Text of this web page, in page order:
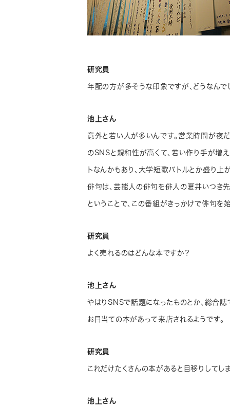
研究員
年配の方が多そうな印象ですが、どうなんで
池上さん
意外と若い人が多いんです。営業時間が夜
のSNSと親和性が高くて、若い作り手が増
トなんかもあり、大学短歌バトルとか盛り上
俳句は、芸能人の俳句を俳人の夏井いつき先
ということで、この番組がきっかけで俳句を
研究員
よく売れるのはどんな本ですか？
池上さん
やはりSNSで話題になったものとか、総合
お目当ての本があって来店されるようです。
研究員
これだけたくさんの本があると目移りしてし
池上さん